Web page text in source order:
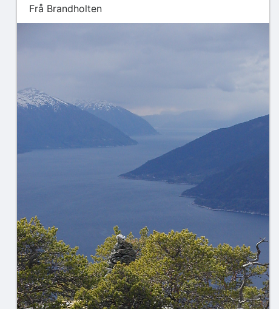
Frå Brandholten